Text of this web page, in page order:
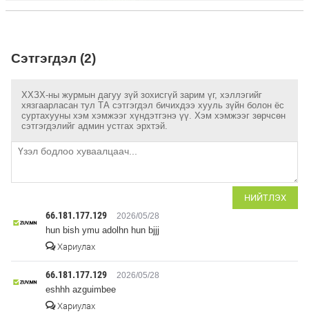
Сэтгэгдэл (2)
ХХЗХ-ны журмын дагуу зүй зохисгүй зарим үг, хэллэгийг
хязгаарласан тул ТА сэтгэгдэл бичихдээ хууль зүйн болон ёс
суртахууны хэм хэмжээг хүндэтгэнэ үү. Хэм хэмжээг зөрчсөн
сэтгэгдэлийг админ устгах эрхтэй.
НИЙТЛЭХ
66.181.177.129 2026/05/28
hun bish ymu adolhn hun bjjj
Хариулах
66.181.177.129 2026/05/28
eshhh azguimbee
Хариулах